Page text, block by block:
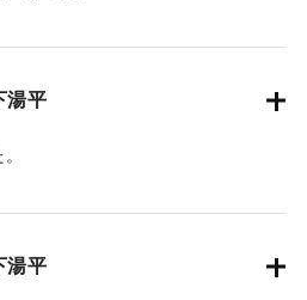
湯平
湯平